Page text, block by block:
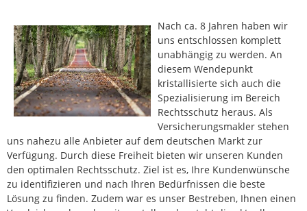
Nach ca. 8 Jahren haben wir
uns entschlossen komplett
unabhängig zu werden. An
diesem Wendepunkt
kristallisierte sich auch die
Spezialisierung im Bereich
Rechtsschutz heraus. Als
Versicherungsmakler stehen
uns nahezu alle Anbieter auf dem deutschen Markt zur
Verfügung. Durch diese Freiheit bieten wir unseren Kunden
den optimalen Rechtsschutz. Ziel ist es, Ihre Kundenwünsche
zu identifizieren und nach Ihren Bedürfnissen die beste
Lösung zu finden. Zudem war es unser Bestreben, Ihnen einen